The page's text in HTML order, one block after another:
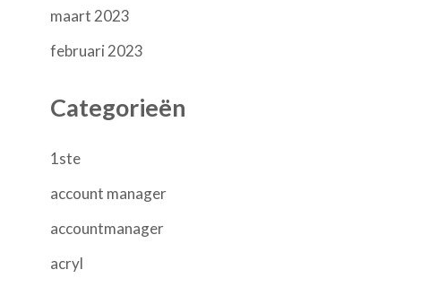
maart 2023
februari 2023
Categorieën
1ste
account manager
accountmanager
acryl